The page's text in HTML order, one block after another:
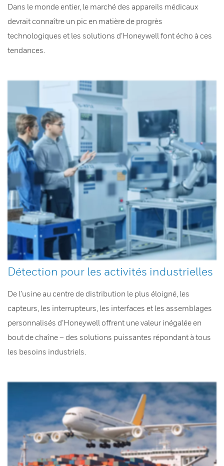
Dans le monde entier, le marché des appareils médicaux
devrait connaître un pic en matière de progrès
technologiques et les solutions d’Honeywell font écho à ces
tendances.
Détection pour les activités industrielles
De l’usine au centre de distribution le plus éloigné, les
capteurs, les interrupteurs, les interfaces et les assemblages
personnalisés d’Honeywell offrent une valeur inégalée en
bout de chaîne – des solutions puissantes répondant à tous
les besoins industriels.